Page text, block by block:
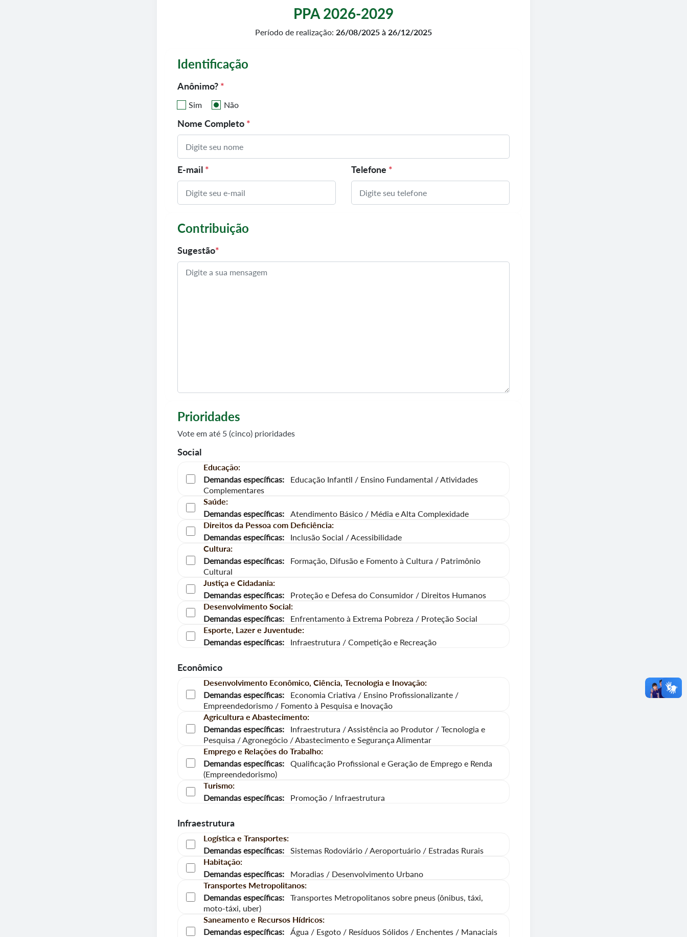
PPA 2026-2029
Período de realização: 26/08/2025 à 26/12/2025
Identificação
Anônimo? *
Sim Não
Nome Completo *
E-mail * Telefone *
Contribuição
Sugestão*
Prioridades
Vote em até 5 (cinco) prioridades
Social
Educação:
Demandas específicas:
Educação Infantil / Ensino Fundamental / Atividades
Complementares
Saúde:
Demandas específicas:
Atendimento Básico / Média e Alta Complexidade
Direitos da Pessoa com Deficiência:
Demandas específicas:
Inclusão Social / Acessibilidade
Cultura:
Demandas específicas:
Formação, Difusão e Fomento à Cultura / Patrimônio
Cultural
Justiça e Cidadania:
Demandas específicas:
Proteção e Defesa do Consumidor / Direitos Humanos
Desenvolvimento Social:
Demandas específicas:
Enfrentamento à Extrema Pobreza / Proteção Social
Esporte, Lazer e Juventude:
Demandas específicas:
Infraestrutura / Competição e Recreação
Econômico
Desenvolvimento Econômico, Ciência, Tecnologia e Inovação:
Demandas específicas:
Economia Criativa / Ensino Profissionalizante /
Empreendedorismo / Fomento à Pesquisa e Inovação
Agricultura e Abastecimento:
Demandas específicas:
Infraestrutura / Assistência ao Produtor / Tecnologia e
Pesquisa / Agronegócio / Abastecimento e Segurança Alimentar
Emprego e Relações do Trabalho:
Demandas específicas:
Qualificação Profissional e Geração de Emprego e Renda
(Empreendedorismo)
Turismo:
Demandas específicas:
Promoção / Infraestrutura
Infraestrutura
Logística e Transportes:
Demandas específicas:
Sistemas Rodoviário / Aeroportuário / Estradas Rurais
Habitação:
Demandas específicas:
Moradias / Desenvolvimento Urbano
Transportes Metropolitanos:
Demandas específicas:
Transportes Metropolitanos sobre pneus (ônibus, táxi,
moto-táxi, uber)
Saneamento e Recursos Hídricos:
Demandas específicas:
Água / Esgoto / Resíduos Sólidos / Enchentes / Manaciais